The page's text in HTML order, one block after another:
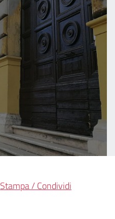
Stampa / Condividi